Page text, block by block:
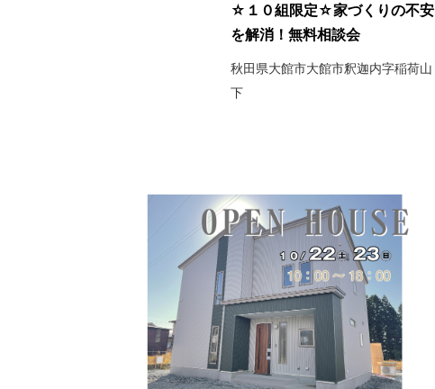
☆１０組限定☆家づくりの不安
を解消！無料相談会
秋田県大館市大館市釈迦内字稲荷山
下